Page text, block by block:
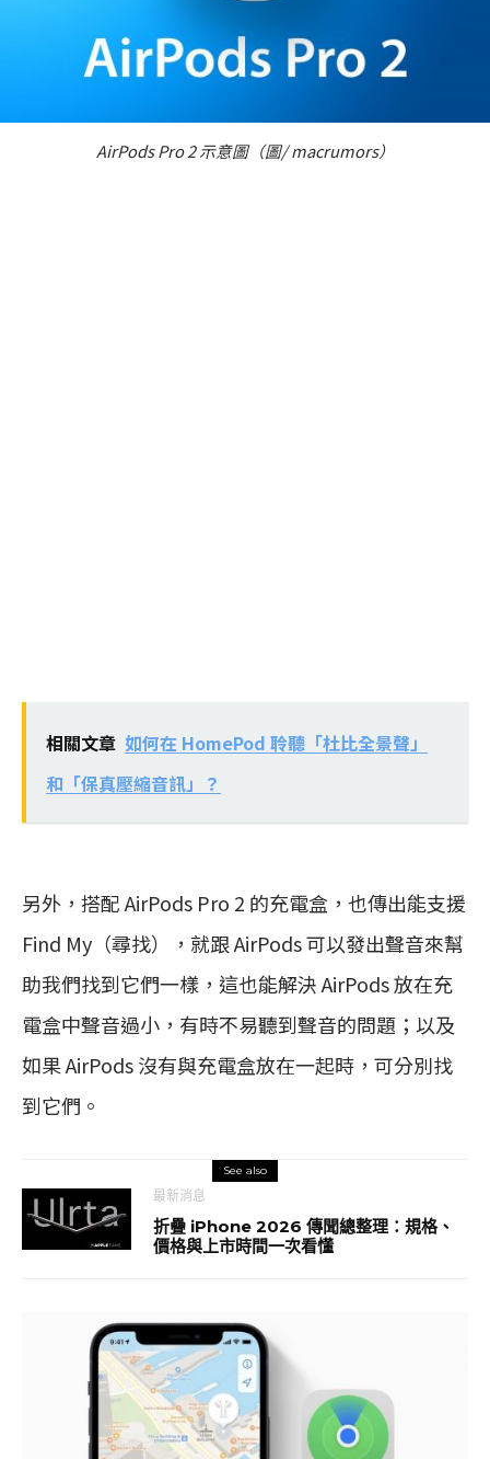
AirPods Pro 2 示意圖（圖/ macrumors）
相關文章 如何在 HomePod 聆聽「杜比全景聲」
和「保真壓縮音訊」？
另外，搭配 AirPods Pro 2 的充電盒，也傳出能支援
Find My（尋找），就跟 AirPods 可以發出聲音來幫
助我們找到它們一樣，這也能解決 AirPods 放在充
電盒中聲音過小，有時不易聽到聲音的問題；以及
如果 AirPods 沒有與充電盒放在一起時，可分別找
到它們。
See also
最新消息
折疊 iPhone 2026 傳聞總整理：規格、
價格與上市時間一次看懂